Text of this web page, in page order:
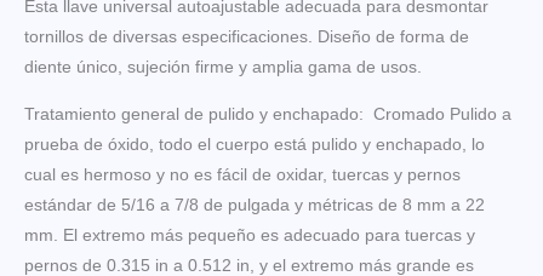
Esta llave universal autoajustable adecuada para desmontar
tornillos de diversas especificaciones. Diseño de forma de
diente único, sujeción firme y amplia gama de usos.
Tratamiento general de pulido y enchapado: Cromado Pulido a
prueba de óxido, todo el cuerpo está pulido y enchapado, lo
cual es hermoso y no es fácil de oxidar, tuercas y pernos
estándar de 5/16 a 7/8 de pulgada y métricas de 8 mm a 22
mm. El extremo más pequeño es adecuado para tuercas y
pernos de 0.315 in a 0.512 in, y el extremo más grande es